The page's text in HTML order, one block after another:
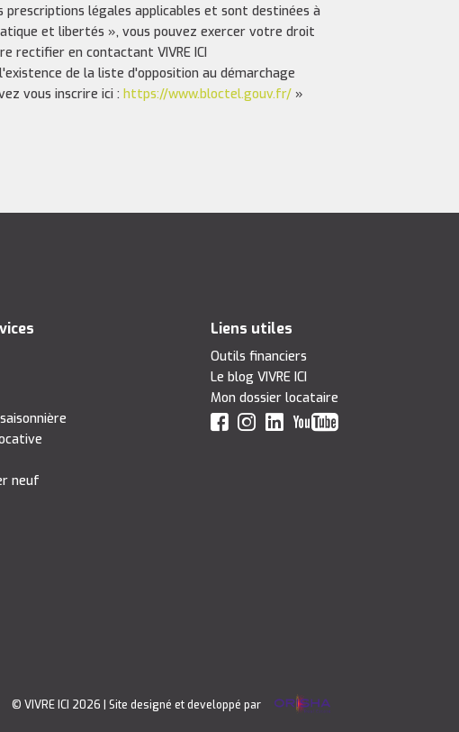
légales applicables et sont destinées à
et libertés », vous pouvez exercer votre droit
rectifier en contactant VIVRE ICI
de la liste d'opposition au démarchage
vous inscrire ici : https://www.bloctel.gouv.fr/»
neuf
Liens utiles
Outils financiers
Le blog VIVRE ICI
Mon dossier locataire
© VIVRE ICI 2026 | Site designé et developpé par